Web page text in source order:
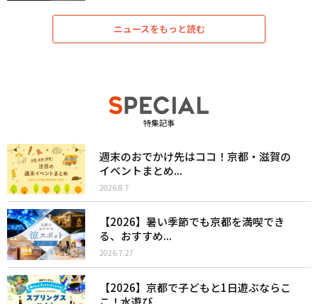
ニュースをもっと読む
特集記事
週末のおでかけ先はココ！京都・滋賀の
イベントまとめ...
2026.8.7
【2026】暑い季節でも京都を満喫でき
る、おすすめ...
2026.7.27
【2026】京都で子どもと1日遊ぶならこ